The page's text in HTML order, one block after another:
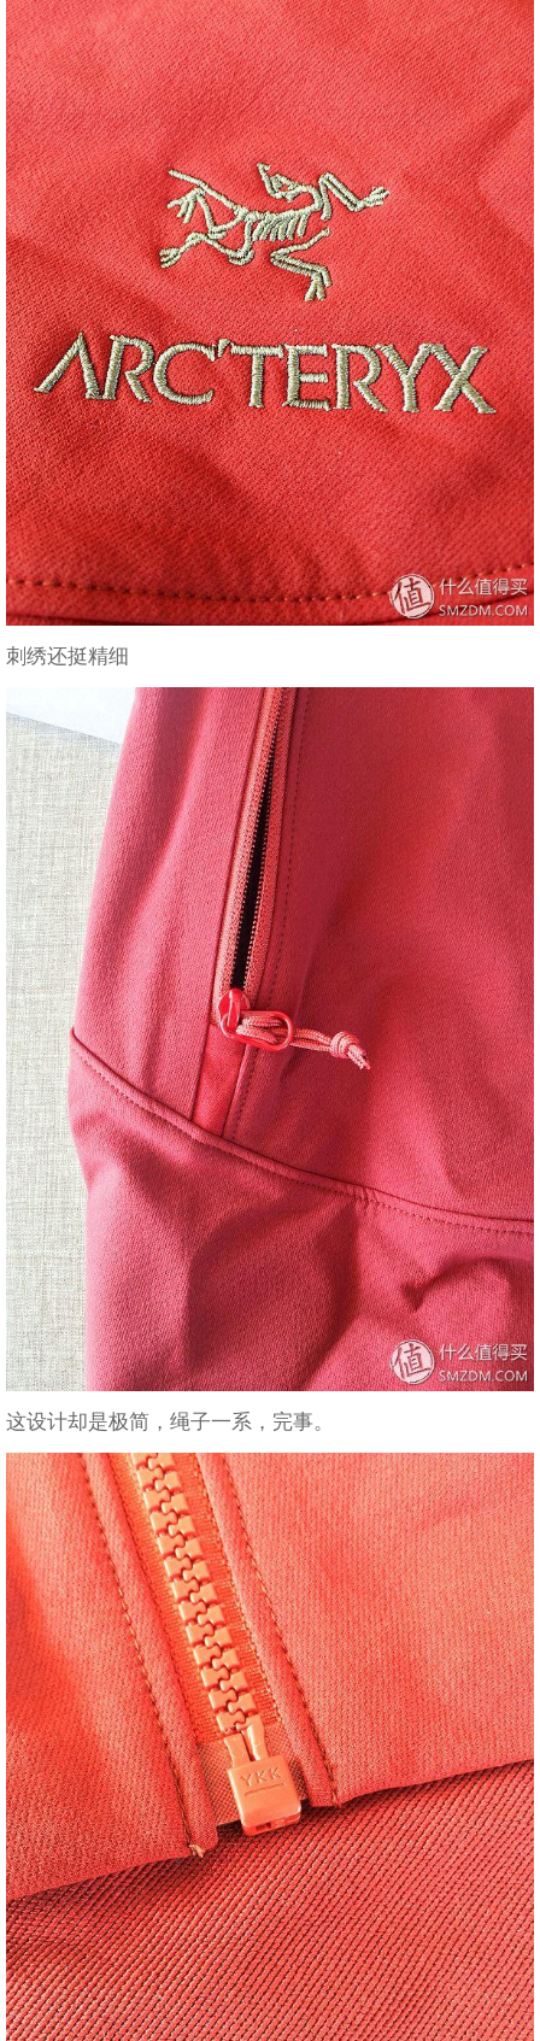
刺绣还挺精细
这设计却是极简，绳子一系，完事。